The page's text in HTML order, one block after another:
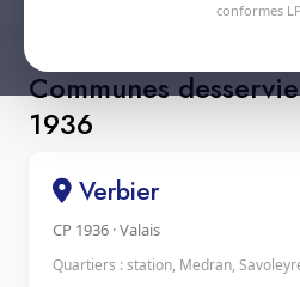
Communes
1936
Verbier
CP 1936 · Valais
Quartiers : station, Medran,
conformes